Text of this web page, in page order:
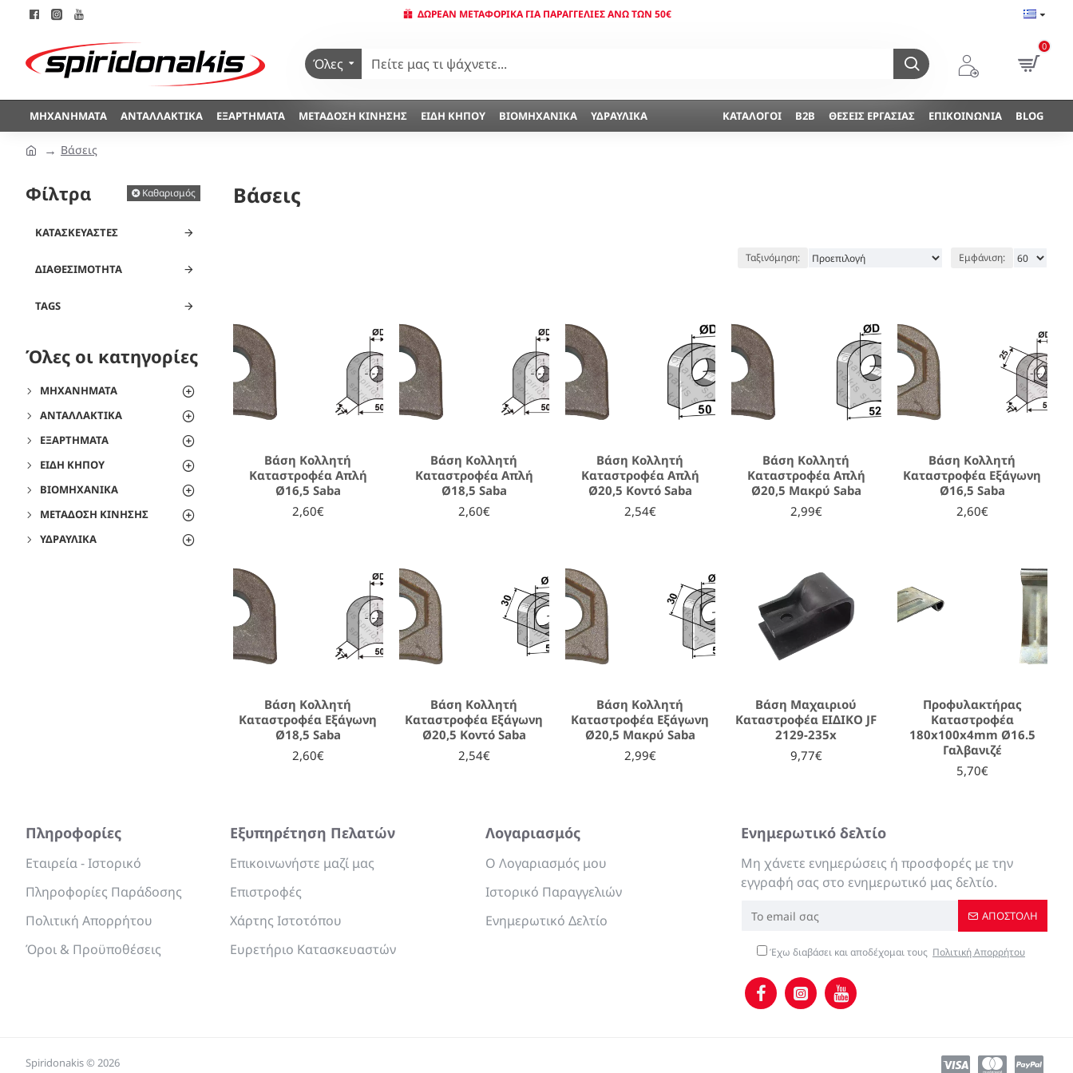
ΔΩΡΕΆΝ ΜΕΤΑΦΟΡΙΚΆ ΓΙΑ ΠΑΡΑΓΓΕΛΊΕΣ ΆΝΩ ΤΩΝ 50€
Όλες
0
ΜΗΧΑΝΉΜΑΤΑ ΑΝΤΑΛΛΑΚΤΙΚΆ ΕΞΑΡΤΉΜΑΤΑ ΜΕΤΆΔΟΣΗ ΚΊΝΗΣΗΣ ΕΊΔΗ ΚΉΠΟΥ ΒΙΟΜΗΧΑΝΙΚΆ ΥΔΡΑΥΛΙΚΆ ΚΑΤΆΛΟΓΟΙ B2B ΘΈΣΕΙΣ ΕΡΓΑΣΊΑΣ ΕΠΙΚΟΙΝΩΝΊΑ BLOG
Βάσεις
Φίλτρα Καθαρισμός
ΚΑΤΑΣΚΕΥΑΣΤΈΣ
TAGS
ΔΙΑΘΕΣΙΜΌΤΗΤΑ
Όλες οι κατηγορίες
ΜΗΧΑΝΉΜΑΤΑ
ΑΝΤΑΛΛΑΚΤΙΚΆ
ΕΞΑΡΤΉΜΑΤΑ
ΕΊΔΗ ΚΉΠΟΥ
ΒΙΟΜΗΧΑΝΙΚΆ
ΜΕΤΆΔΟΣΗ ΚΊΝΗΣΗΣ
ΥΔΡΑΥΛΙΚΆ
Βάσεις
Ταξινόμηση: Εμφάνιση:
Βάση Κολλητή
Καταστροφέα Απλή
Ø16,5 Saba
2,60€
Βάση Κολλητή
Καταστροφέα Απλή
Ø18,5 Saba
2,60€
Βάση Κολλητή
Καταστροφέα Απλή
Ø20,5 Κοντό Saba
2,54€
Βάση Κολλητή
Καταστροφέα Απλή
Ø20,5 Μακρύ Saba
2,99€
Βάση Κολλητή
Καταστροφέα Εξάγωνη
Ø16,5 Saba
2,60€
Βάση Κολλητή
Καταστροφέα Εξάγωνη
Ø18,5 Saba
2,60€
Βάση Κολλητή
Καταστροφέα Εξάγωνη
Ø20,5 Κοντό Saba
2,54€
Βάση Κολλητή
Καταστροφέα Εξάγωνη
Ø20,5 Μακρύ Saba
2,99€
Βάση Μαχαιριού
Καταστροφέα ΕΙΔΙΚΟ JF
2129-235x
9,77€
Προφυλακτήρας
Καταστροφέα
180x100x4mm Ø16.5
Γαλβανιζέ
5,70€
Πληροφορίες
Εταιρεία - Ιστορικό
Πληροφορίες Παράδοσης
Πολιτική Απορρήτου
Όροι & Προϋποθέσεις
Εξυπηρέτηση Πελατών
Επικοινωνήστε μαζί μας
Επιστροφές
Χάρτης Ιστοτόπου
Ευρετήριο Κατασκευαστών
Λογαριασμός
Ο Λογαριασμός μου
Ιστορικό Παραγγελιών
Ενημερωτικό Δελτίο
Ενημερωτικό δελτίο
Μη χάνετε ενημερώσεις ή προσφορές με την
εγγραφή σας στο ενημερωτικό μας δελτίο.
ΑΠΟΣΤΟΛΉ
Έχω διαβάσει και αποδέχομαι τους Πολιτική Απορρήτου
Spiridonakis © 2026